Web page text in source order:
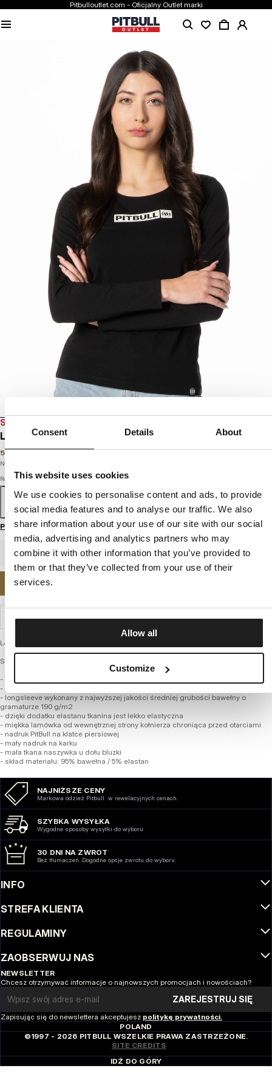
Consent Details About
This website uses cookies
We use cookies to personalise content and ads, to provide
social media features and to analyse our traffic. We also
share information about your use of our site with our social
media, advertising and analytics partners who may
combine it with other information that you’ve provided to
them or that they’ve collected from your use of their
services.
Allow all
Customize
Pitbulloutlet.com - Oficjalny Outlet marki
SALE
LONGSLEEVE DAMSKI SLIM FIT HILLTOP
59 PLN 89 PLN
Najniższa cena w okresie ostatnich 30 dni:
Rozmiar
Przewodnik po rozmiarach
WYSYŁKA I ZWROTY
Longsleeve damski – Slim Fit Hilltop
SERIA MIDDLE WEIGHT 190 SPANDEX
- dopasowany taliowany fason typu slim fit podkreślający sylwetkę
- klasyczny okrągły dekolt
- longsleeve wykonany z najwyższej jakości średniej grubości bawełny o
gramaturze 190 g/m2
- dzięki dodatku elastanu tkanina jest lekko elastyczna
- miękka lamówka od wewnętrznej strony kołnierza chroniąca przed otarciami
- nadruk PitBull na klatce piersiowej
- mały nadruk na karku
- mała tkana naszywka u dołu bluzki
- skład materiału: 95% bawełna / 5% elastan
NAJNIŻSZE CENY
Markowa odzież Pitbull w rewelacyjnych cenach.
SZYBKA WYSYŁKA
Wygodne sposoby wysyłki do wyboru
30 DNI NA ZWROT
Bez tłumaczeń. Dogodne opcje zwrotu do wyboru
INFO
STREFA KLIENTA
REGULAMINY
ZAOBSERWUJ NAS
NEWSLETTER
Chcesz otrzymywać informacje o najnowszych promocjach i nowościach?
Email address
ZAREJESTRUJ SIĘ
Zapisując się do newslettera akceptujesz politykę prywatności.
POLAND
©1997 - 2026 PITBULL WSZELKIE PRAWA ZASTRZEŻONE.
SITE CREDITS
IDŹ DO GÓRY